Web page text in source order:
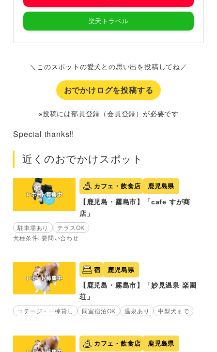
楽天トラベル
＼このスポットの愛犬との思い出を投稿してね／
おでかけログを投稿する
※投稿には部員登録（会員登録）が必要です
Special thanks!!
近くのおでかけスポット
カフェ・飲食店 鹿児島県
【鹿児島・霧島市】「cafe すが商
店」
駐車場あり
テラスOK
犬種条件: 要問い合わせ
宿 鹿児島県
【鹿児島・霧島市】「妙見温泉 楽園
荘」
コテージ・一棟貸し 同室宿泊OK 温泉あり 中型犬まで
カフェ・飲食店 鹿児島県